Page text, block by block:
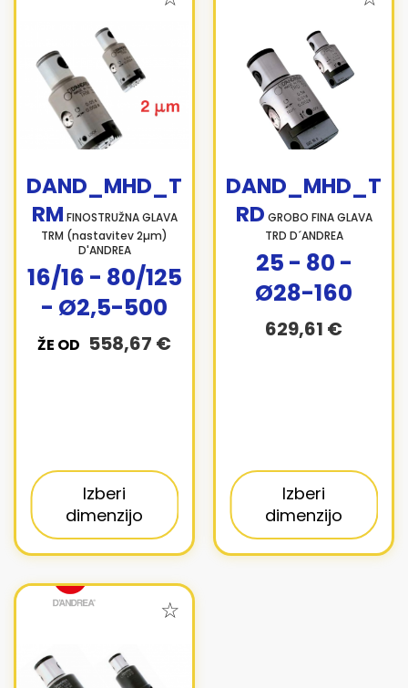
DAND_MHD_T
RM FINOSTRUŽNA GLAVA
TRM (nastavitev 2µm)
D'ANDREA
ŽE OD 558,67 €
16/16 - 80/125
- Ø2,5-500
Izberi
dimenzijo
DAND_MHD_T
RD GROBO FINA GLAVA
TRD D´ANDREA
629,61 €
25 - 80 -
Ø28-160
Izberi
dimenzijo